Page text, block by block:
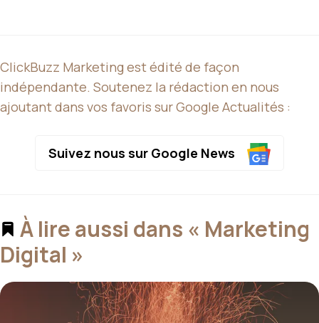
ClickBuzz Marketing est édité de façon
indépendante. Soutenez la rédaction en nous
ajoutant dans vos favoris sur Google Actualités :
Suivez nous sur Google News
À lire aussi dans « Marketing
Digital »